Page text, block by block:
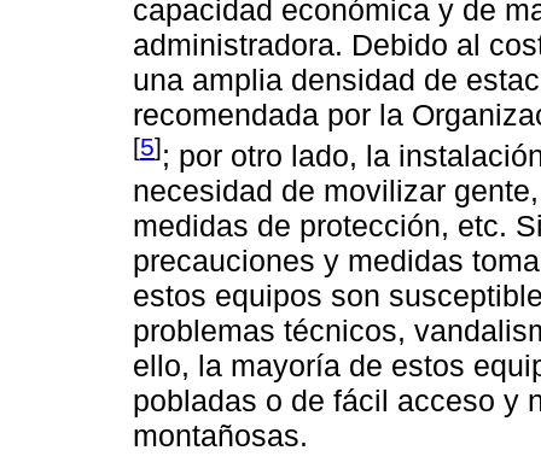
capacidad económica y de
administradora. Debido al
una amplia densidad de
recomendada por la
[5]; por otro lado, la
necesidad de movilizar
medidas de protección, etc.
precauciones y medidas
estos equipos son
problemas técnicos,
ello, la mayoría de estos
pobladas o de fácil acceso y
montañosas.